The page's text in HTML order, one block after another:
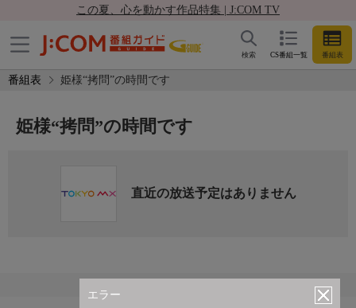
この夏、心を動かす作品特集 | J:COM TV
CS番組一覧 番組表
検索
番組表 姫様“拷問”の時間です
エラー
姫様“拷問”の時間です
直近の放送予定はありません